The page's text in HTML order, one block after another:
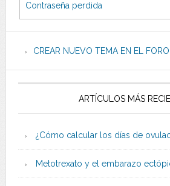
Contraseña perdida
CREAR NUEVO TEMA EN EL FORO
ARTÍCULOS MÁS
¿Cómo calcular los días de
Metotrexato y el embarazo